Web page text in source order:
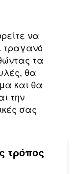
να
τραγανό
τα
θα
και θα
την
σας
τρόπος